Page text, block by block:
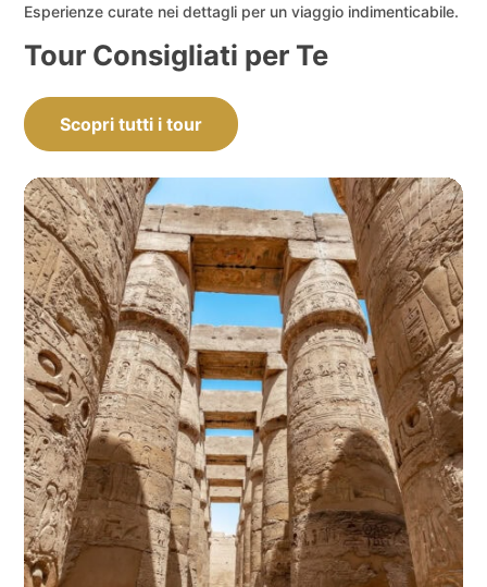
Esperienze curate nei dettagli per un viaggio indimenticabile.
Tour Consigliati per Te
Scopri tutti i tour